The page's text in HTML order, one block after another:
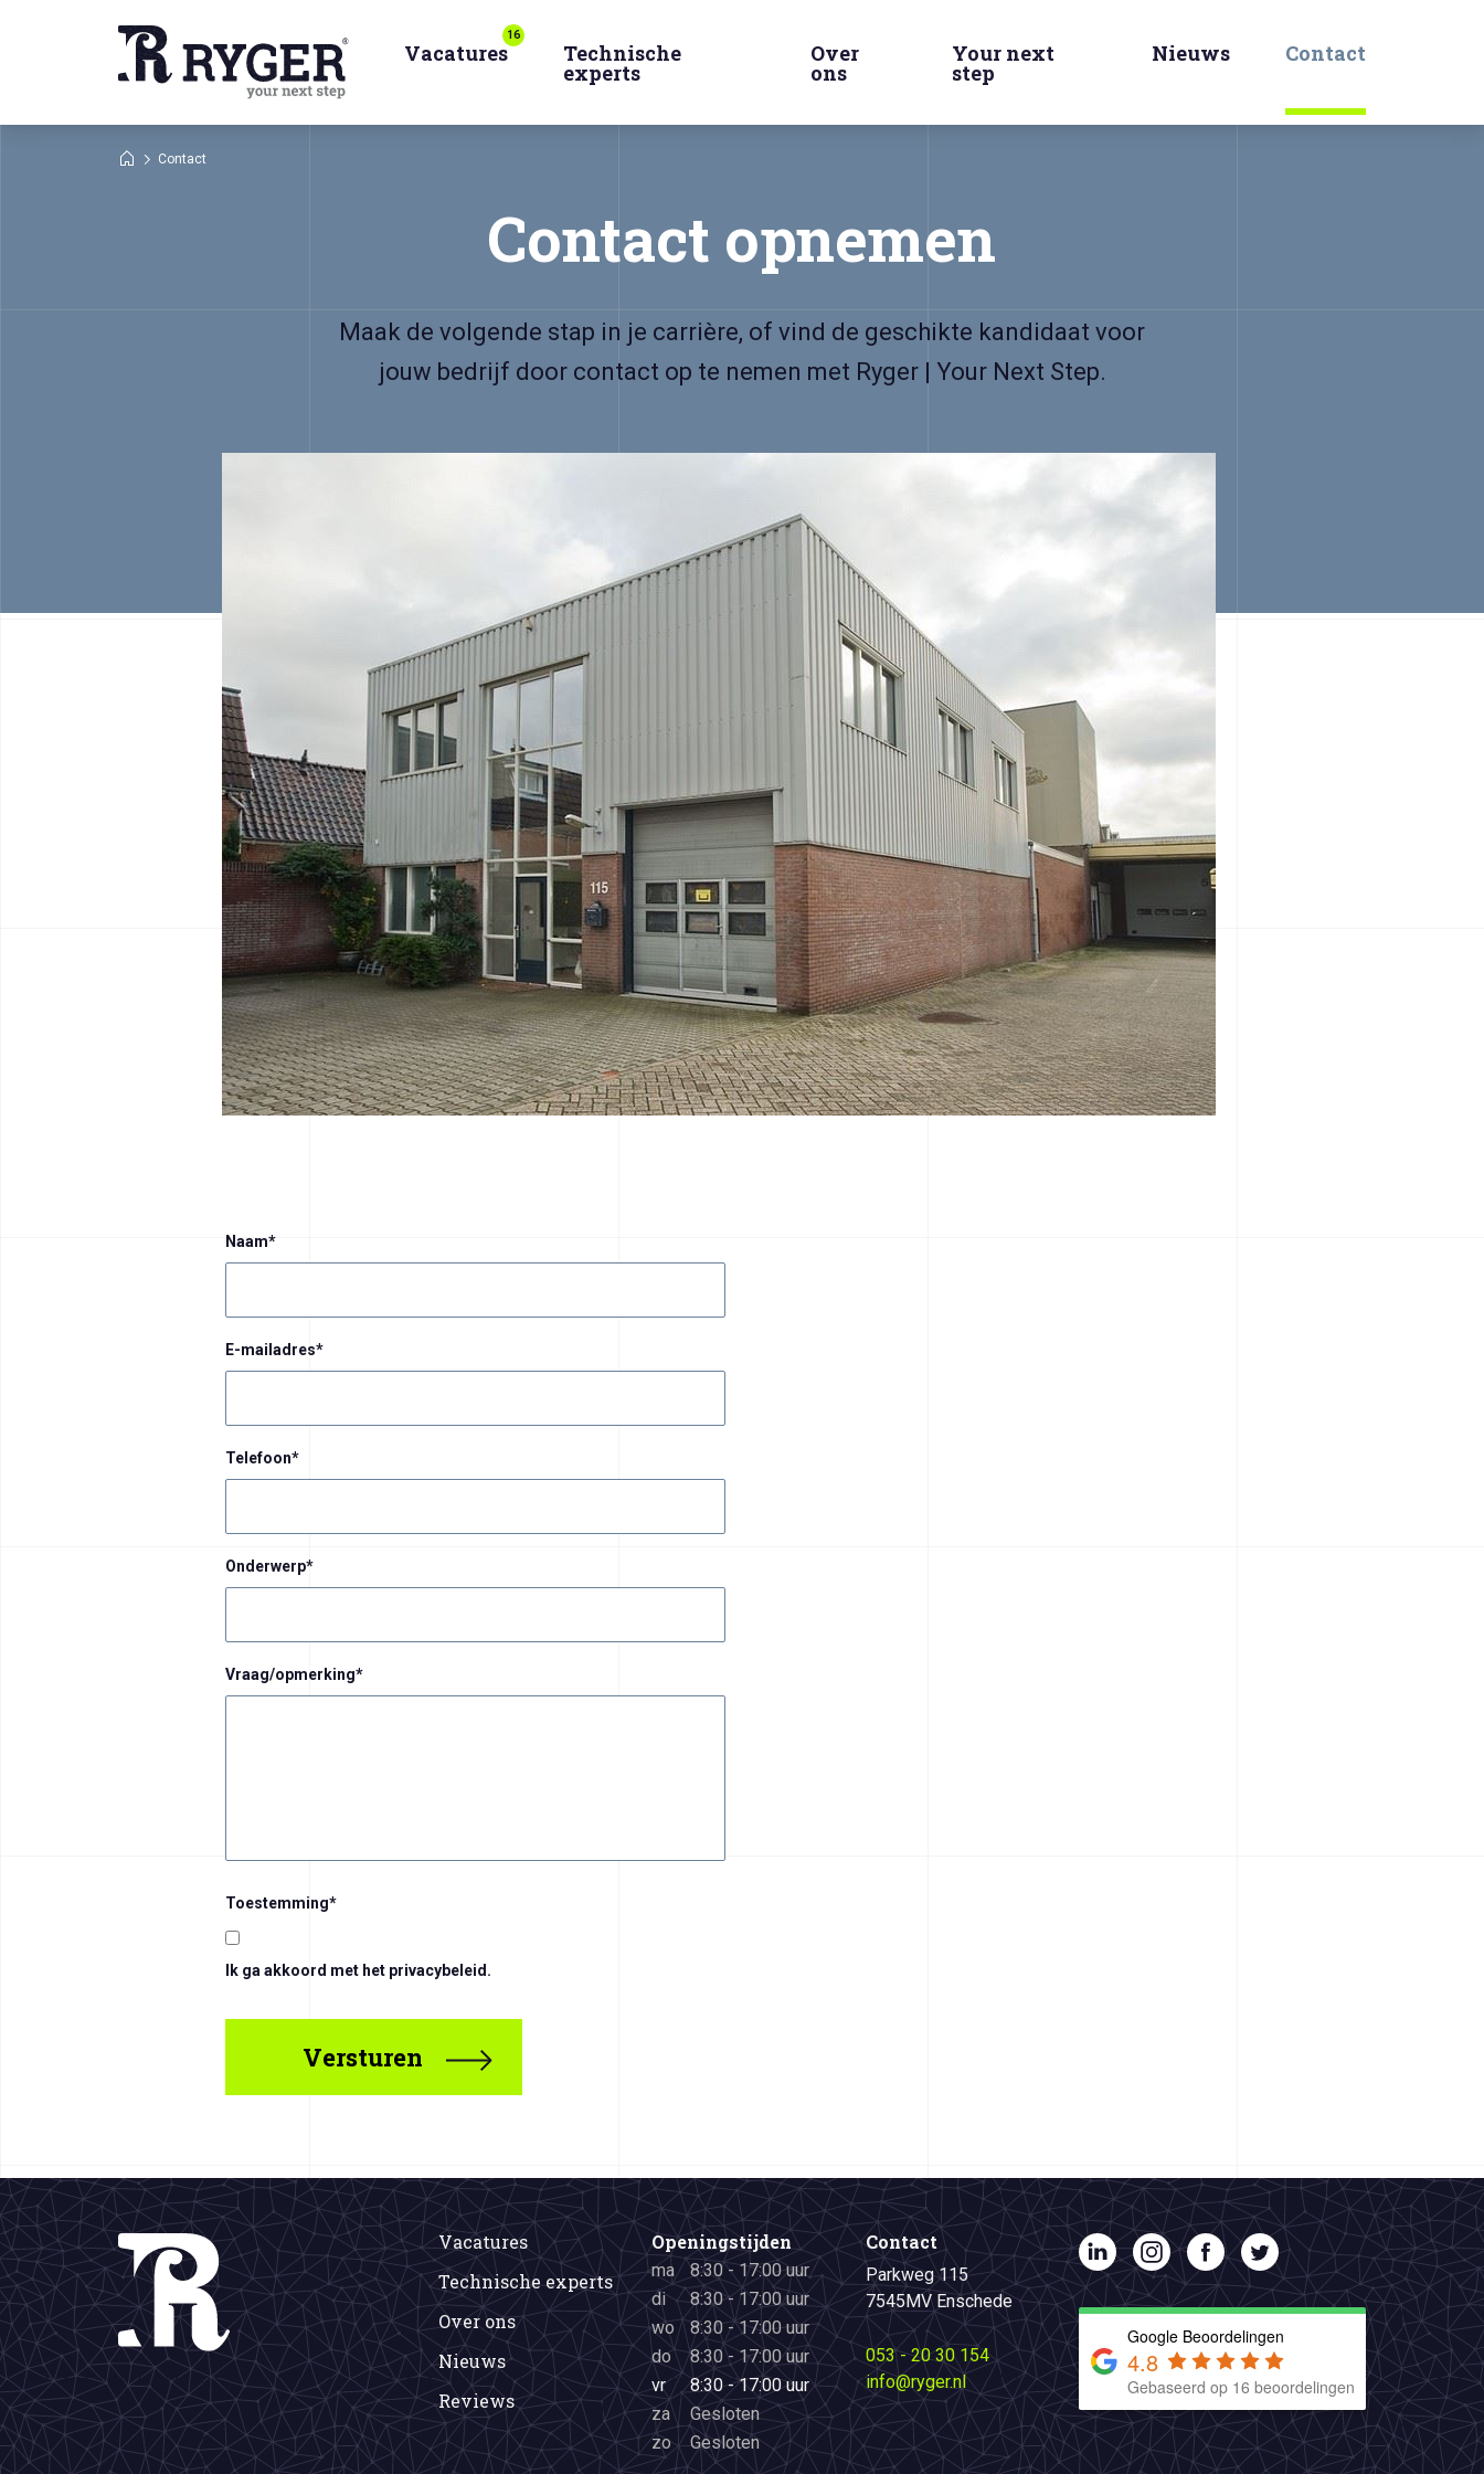
Vacatures
16
Technische
experts
Over
ons
Your next
step
Nieuws Contact
Contact
Contact opnemen
Maak de volgende stap in je carrière, of vind de geschikte kandidaat voor
jouw bedrijf door contact op te nemen met Ryger | Your Next Step.
Naam*
E-mailadres*
Telefoon*
Onderwerp*
Vraag/opmerking*
Toestemming*
Ik ga akkoord met het privacybeleid.
Vacatures
Technische experts
Over ons
Nieuws
Reviews
Openingstijden
ma
8:30 - 17:00 uur
di
8:30 - 17:00 uur
wo
8:30 - 17:00 uur
do
8:30 - 17:00 uur
vr
8:30 - 17:00 uur
za
Gesloten
zo
Gesloten
Contact
Parkweg 115
7545MV Enschede
053 - 20 30 154
info@ryger.nl
Google Beoordelingen
4.8
Gebaseerd op 16 beoordelingen